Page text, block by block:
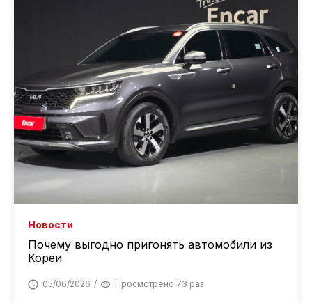
Новости
Почему выгодно пригонять автомобили из
Кореи
05/06/2026 Просмотрено 73 раз